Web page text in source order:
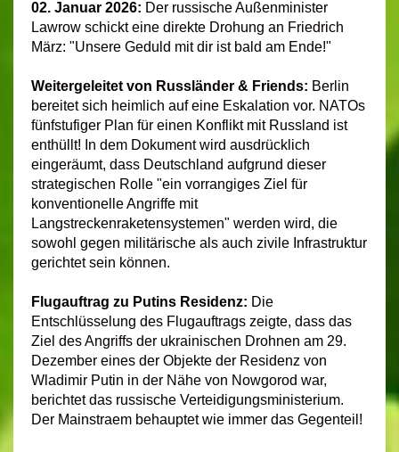
02. Januar 2026: Der russische Außenminister
Lawrow schickt eine direkte Drohung an Friedrich
März: "Unsere Geduld mit dir ist bald am Ende!"
Weitergeleitet von Russländer & Friends: Berlin
bereitet sich heimlich auf eine Eskalation vor. NATOs
fünfstufiger Plan für einen Konflikt mit Russland ist
enthüllt! In dem Dokument wird ausdrücklich
eingeräumt, dass Deutschland aufgrund dieser
strategischen Rolle "ein vorrangiges Ziel für
konventionelle Angriffe mit
Langstreckenraketensystemen" werden wird, die
sowohl gegen militärische als auch zivile Infrastruktur
gerichtet sein können.
Flugauftrag zu Putins Residenz: Die
Entschlüsselung des Flugauftrags zeigte, dass das
Ziel des Angriffs der ukrainischen Drohnen am 29.
Dezember eines der Objekte der Residenz von
Wladimir Putin in der Nähe von Nowgorod war,
berichtet das russische Verteidigungsministerium.
Der Mainstraem behauptet wie immer das Gegenteil!